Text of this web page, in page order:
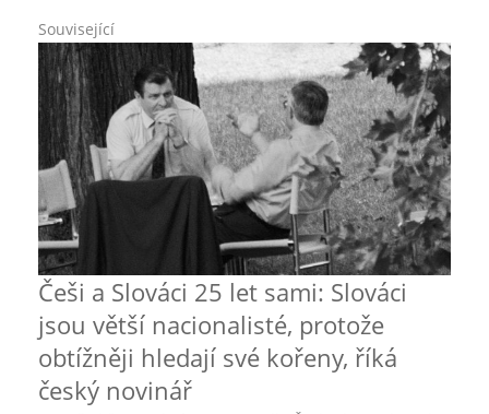
Související
Češi a Slováci 25 let sami: Slováci
jsou větší nacionalisté, protože
obtížněji hledají své kořeny, říká
český novinář